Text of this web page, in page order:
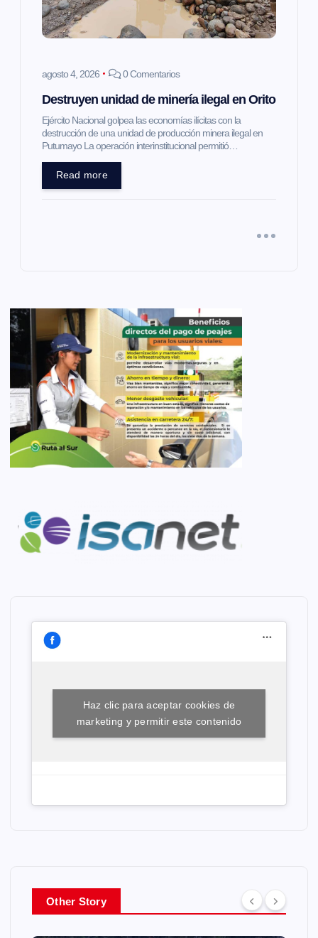
agosto 4, 2026 0 Comentarios
Destruyen unidad de minería ilegal en Orito
Ejército Nacional golpea las economías ilícitas con la
destrucción de una unidad de producción minera ilegal en
Putumayo La operación interinstitucional permitió…
Read more
Haz clic para aceptar cookies de
marketing y permitir este contenido
Other Story